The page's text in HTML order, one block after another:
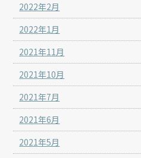
2022年2月
2022年1月
2021年11月
2021年10月
2021年7月
2021年6月
2021年5月